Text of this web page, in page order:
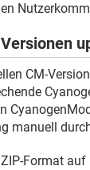
CM-
manuell
Format